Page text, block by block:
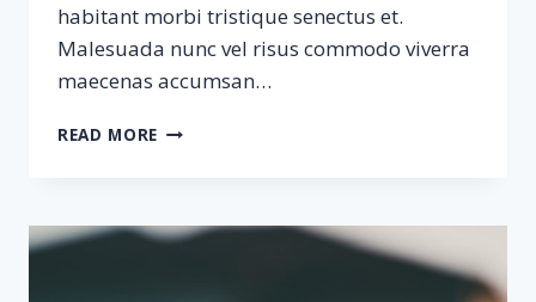
habitant morbi tristique senectus et.
Malesuada nunc vel risus commodo viverra
maecenas accumsan…
READ MORE SAMPLE